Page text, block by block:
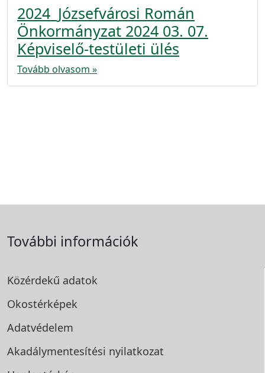
2024_Józsefvárosi Román
Önkormányzat 2024 03. 07.
Képviselő-testületi ülés
Tovább olvasom »
További információk
Közérdekű adatok
Okostérképek
Adatvédelem
Akadálymentesítési nyilatkozat